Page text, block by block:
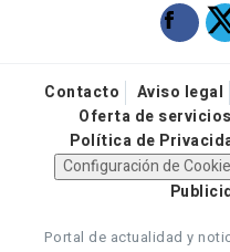
Contacto Aviso legal
Oferta de servicios
Política de
Configuración de
Portal de actualidad y